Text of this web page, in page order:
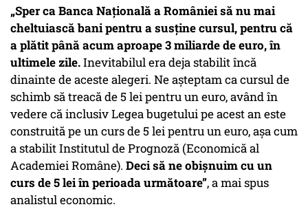
„Sper ca Banca Națională a României să nu mai
cheltuiască bani pentru a susține cursul, pentru că
a plătit până acum aproape 3 miliarde de euro, în
ultimele zile.Inevitabilul era deja stabilit încă
dinainte de aceste alegeri. Ne așteptam ca cursul de
schimb să treacă de 5 lei pentru un euro, având în
vedere că inclusiv Legea bugetului pe acest an este
construită pe un curs de 5 lei pentru un euro, așa cum
a stabilit Institutul de Prognoză (Economică al
Academiei Române). Deci să ne obișnuim cu un
curs de 5 lei în perioada următoare”, a mai spus
analistul economic.